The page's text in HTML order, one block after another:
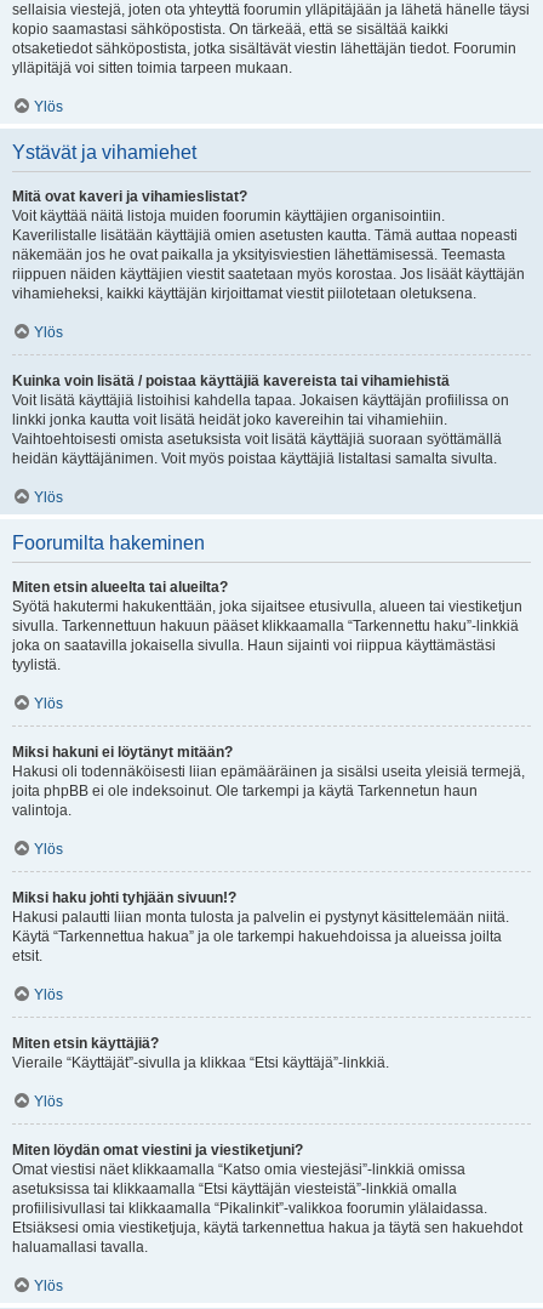
sellaisia viestejä, joten ota yhteyttä foorumin ylläpitäjään ja lähetä hänelle täysi
kopio saamastasi sähköpostista. On tärkeää, että se sisältää kaikki
otsaketiedot sähköpostista, jotka sisältävät viestin lähettäjän tiedot. Foorumin
ylläpitäjä voi sitten toimia tarpeen mukaan.
Ylös
Ystävät ja vihamiehet
Mitä ovat kaveri ja vihamieslistat?
Voit käyttää näitä listoja muiden foorumin käyttäjien organisointiin.
Kaverilistalle lisätään käyttäjiä omien asetusten kautta. Tämä auttaa nopeasti
näkemään jos he ovat paikalla ja yksityisviestien lähettämisessä. Teemasta
riippuen näiden käyttäjien viestit saatetaan myös korostaa. Jos lisäät käyttäjän
vihamieheksi, kaikki käyttäjän kirjoittamat viestit piilotetaan oletuksena.
Ylös
Kuinka voin lisätä / poistaa käyttäjiä kavereista tai vihamiehistä
Voit lisätä käyttäjiä listoihisi kahdella tapaa. Jokaisen käyttäjän profiilissa on
linkki jonka kautta voit lisätä heidät joko kavereihin tai vihamiehiin.
Vaihtoehtoisesti omista asetuksista voit lisätä käyttäjiä suoraan syöttämällä
heidän käyttäjänimen. Voit myös poistaa käyttäjiä listaltasi samalta sivulta.
Ylös
Foorumilta hakeminen
Miten etsin alueelta tai alueilta?
Syötä hakutermi hakukenttään, joka sijaitsee etusivulla, alueen tai viestiketjun
sivulla. Tarkennettuun hakuun pääset klikkaamalla “Tarkennettu haku”-linkkiä
joka on saatavilla jokaisella sivulla. Haun sijainti voi riippua käyttämästäsi
tyylistä.
Ylös
Miksi hakuni ei löytänyt mitään?
Hakusi oli todennäköisesti liian epämääräinen ja sisälsi useita yleisiä termejä,
joita phpBB ei ole indeksoinut. Ole tarkempi ja käytä Tarkennetun haun
valintoja.
Ylös
Miksi haku johti tyhjään sivuun!?
Hakusi palautti liian monta tulosta ja palvelin ei pystynyt käsittelemään niitä.
Käytä “Tarkennettua hakua” ja ole tarkempi hakuehdoissa ja alueissa joilta
etsit.
Ylös
Miten etsin käyttäjiä?
Vieraile “Käyttäjät”-sivulla ja klikkaa “Etsi käyttäjä”-linkkiä.
Ylös
Miten löydän omat viestini ja viestiketjuni?
Omat viestisi näet klikkaamalla “Katso omia viestejäsi”-linkkiä omissa
asetuksissa tai klikkaamalla “Etsi käyttäjän viesteistä”-linkkiä omalla
profiilisivullasi tai klikkaamalla “Pikalinkit”-valikkoa foorumin ylälaidassa.
Etsiäksesi omia viestiketjuja, käytä tarkennettua hakua ja täytä sen hakuehdot
haluamallasi tavalla.
Ylös